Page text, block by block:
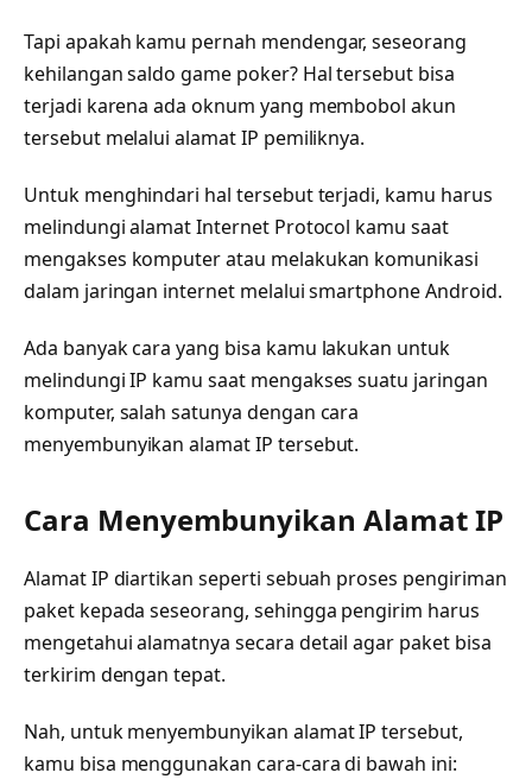
Tapi apakah kamu pernah mendengar, seseorang
kehilangan saldo game poker? Hal tersebut bisa
terjadi karena ada oknum yang membobol akun
tersebut melalui alamat IP pemiliknya.
Untuk menghindari hal tersebut terjadi, kamu harus
melindungi alamat Internet Protocol kamu saat
mengakses komputer atau melakukan komunikasi
dalam jaringan internet melalui smartphone Android.
Ada banyak cara yang bisa kamu lakukan untuk
melindungi IP kamu saat mengakses suatu jaringan
komputer, salah satunya dengan cara
menyembunyikan alamat IP tersebut.
Cara Menyembunyikan Alamat IP
Alamat IP diartikan seperti sebuah proses pengiriman
paket kepada seseorang, sehingga pengirim harus
mengetahui alamatnya secara detail agar paket bisa
terkirim dengan tepat.
Nah, untuk menyembunyikan alamat IP tersebut,
kamu bisa menggunakan cara-cara di bawah ini: